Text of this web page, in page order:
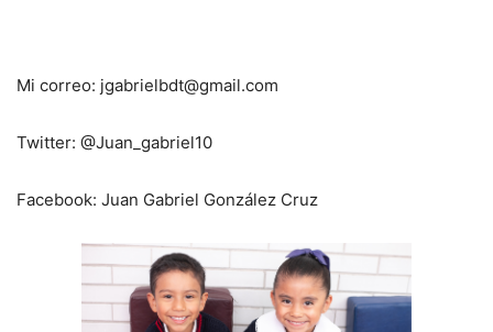
Mi correo: jgabrielbdt@gmail.com
Twitter: @Juan_gabriel10
Facebook: Juan Gabriel González Cruz